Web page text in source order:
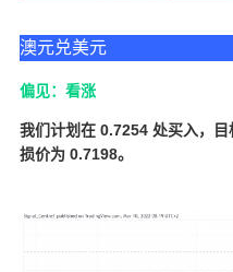
澳元兑美元
偏见：看涨
我们计划在 0.7254 处买入，
损价为 0.7198。